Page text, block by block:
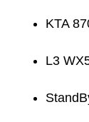
KTA
L3